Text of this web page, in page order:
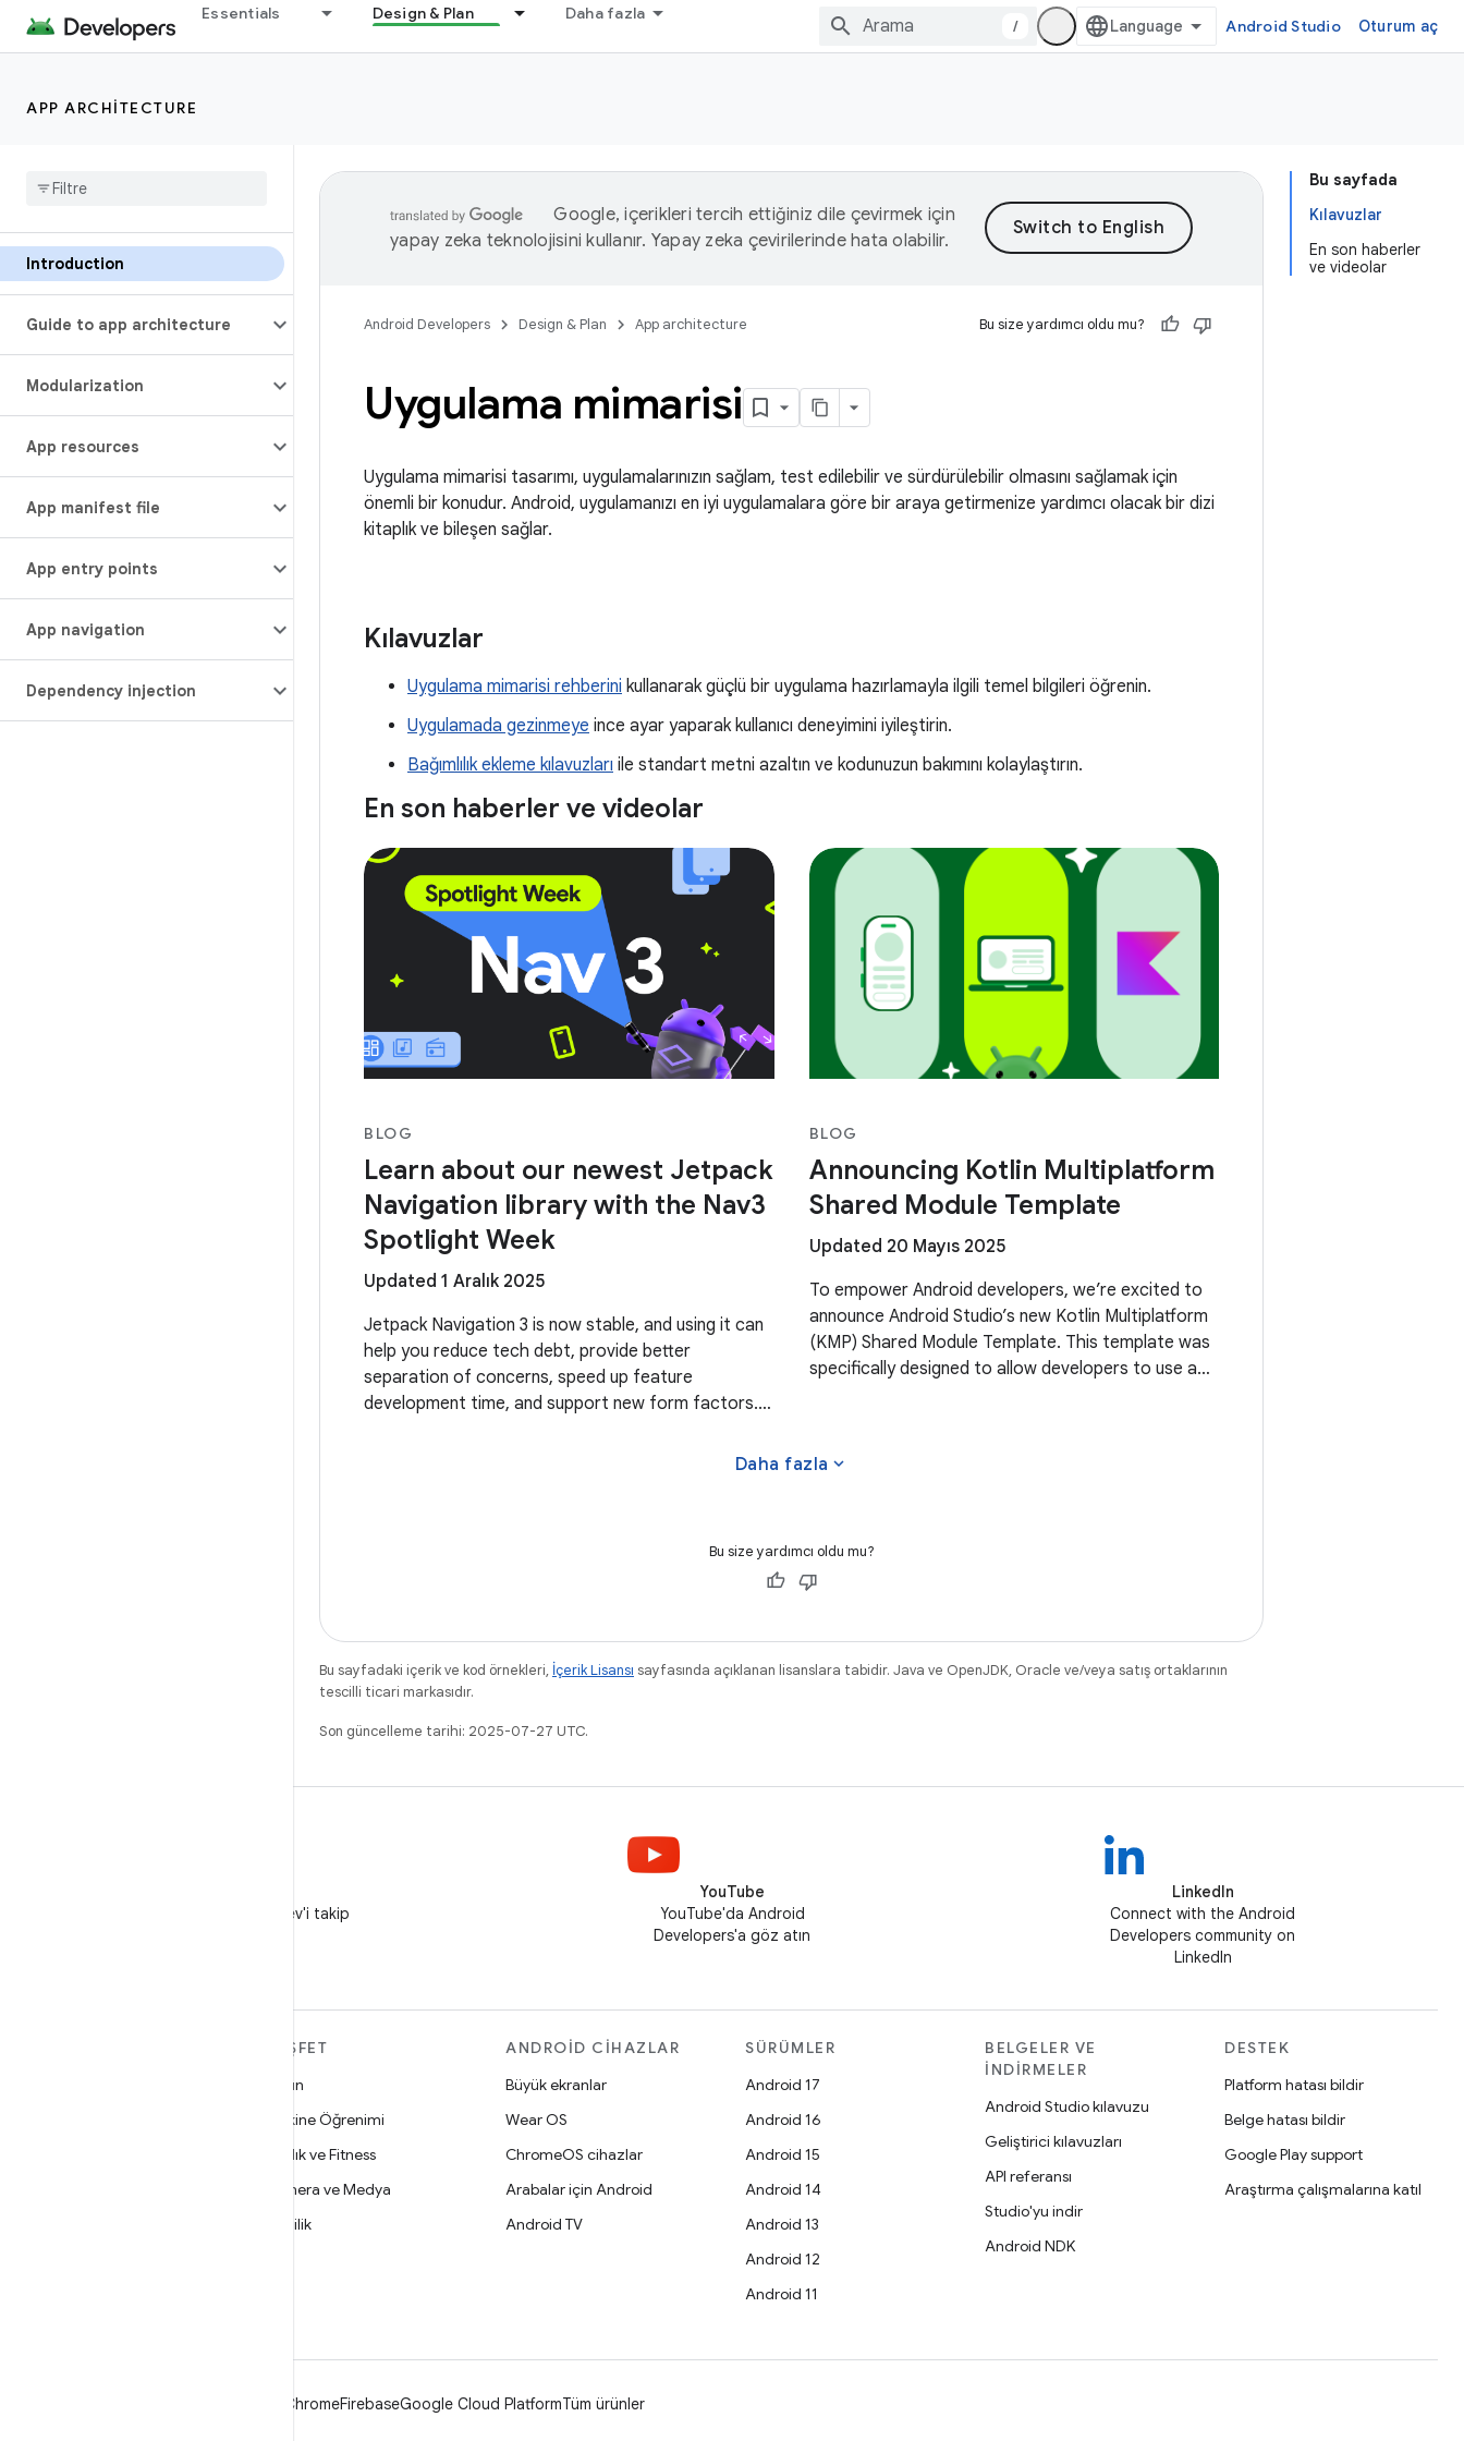
Essentials Design & Plan Daha fazla
/ Android Studio Oturum aç
APP ARCHITECTURE
Introduction
Guide to app architecture
Modularization
App resources
App manifest file
App entry points
App navigation
Dependency injection
Bu sayfada
Kılavuzlar
En son haberler
ve videolar
Google, içerikleri tercih ettiğiniz dile çevirmek için
yapay zeka teknolojisini kullanır. Yapay zeka çevirilerinde hata olabilir.
Android Developers Design & Plan App architecture Bu size yardımcı oldu mu?
Uygulama mimarisi
Uygulama mimarisi tasarımı, uygulamalarınızın sağlam, test edilebilir ve sürdürülebilir olmasını sağlamak için
önemli bir konudur. Android, uygulamanızı en iyi uygulamalara göre bir araya getirmenize yardımcı olacak bir dizi
kitaplık ve bileşen sağlar.
Kılavuzlar
Uygulama mimarisi rehberini kullanarak güçlü bir uygulama hazırlamayla ilgili temel bilgileri öğrenin.
Uygulamada gezinmeye ince ayar yaparak kullanıcı deneyimini iyileştirin.
Bağımlılık ekleme kılavuzları ile standart metni azaltın ve kodunuzun bakımını kolaylaştırın.
En son haberler ve videolar
BLOG
Learn about our newest Jetpack
Navigation library with the Nav3
Spotlight Week
Updated 1 Aralık 2025
Jetpack Navigation 3 is now stable, and using it can
help you reduce tech debt, provide better
separation of concerns, speed up feature
development time, and support new form factors.
BLOG
Announcing Kotlin Multiplatform
Shared Module Template
Updated 20 Mayıs 2025
To empower Android developers, we’re excited to
announce Android Studio’s new Kotlin Multiplatform
(KMP) Shared Module Template. This template was
specifically designed to allow developers to use a
Daha fazla expand_more
Bu size yardımcı oldu mu?
Bu sayfadaki içerik ve kod örnekleri, İçerik Lisansı sayfasında açıklanan lisanslara tabidir. Java ve OpenJDK, Oracle ve/veya satış ortaklarının
tescilli ticari markasıdır.
Son güncelleme tarihi: 2025-07-27 UTC.
X'te @AndroidDev'i takip
YouTube
YouTube'da Android
Developers'a göz atın
LinkedIn
Connect with the Android
Developers community on
LinkedIn
KEŞFET
Oyun
Makine Öğrenimi
Sağlık ve Fitness
Kamera ve Medya
Gizlilik
ANDROID CIHAZLAR
Büyük ekranlar
Wear OS
ChromeOS cihazlar
Arabalar için Android
Android TV
SÜRÜMLER
Android 17
Android 16
Android 15
Android 14
Android 13
Android 12
Android 11
BELGELER VE
İNDIRMELER
Android Studio kılavuzu
Geliştirici kılavuzları
API referansı
Studio'yu indir
Android NDK
DESTEK
Platform hatası bildir
Belge hatası bildir
Google Play support
Araştırma çalışmalarına katıl
ChromeFirebaseGoogle Cloud PlatformTüm ürünler